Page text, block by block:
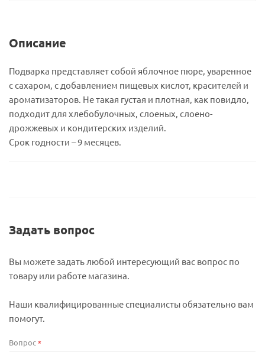
Описание
Подварка представляет собой яблочное пюре, уваренное
с сахаром, с добавлением пищевых кислот, красителей и
ароматизаторов. Не такая густая и плотная, как повидло,
подходит для хлебобулочных, слоеных, слоено-
дрожжевых и кондитерских изделий.
Срок годности – 9 месяцев.
Задать вопрос
Вы можете задать любой интересующий вас вопрос по
товару или работе магазина.
Наши квалифицированные специалисты обязательно вам
помогут.
Вопрос*